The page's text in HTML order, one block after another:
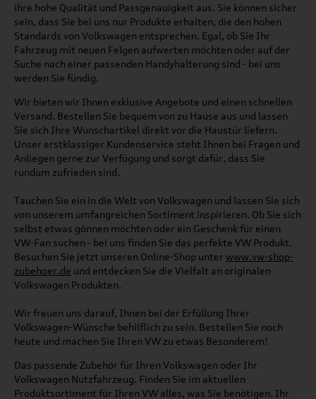
ihre hohe Qualität und Passgenauigkeit aus. Sie können sicher
sein, dass Sie bei uns nur Produkte erhalten, die den hohen
Standards von Volkswagen entsprechen. Egal, ob Sie Ihr
Fahrzeug mit neuen Felgen aufwerten möchten oder auf der
Suche nach einer passenden Handyhalterung sind - bei uns
werden Sie fündig.
Wir bieten wir Ihnen exklusive Angebote und einen schnellen
Versand. Bestellen Sie bequem von zu Hause aus und lassen
Sie sich Ihre Wunschartikel direkt vor die Haustür liefern.
Unser erstklassiger Kundenservice steht Ihnen bei Fragen und
Anliegen gerne zur Verfügung und sorgt dafür, dass Sie
rundum zufrieden sind.
Tauchen Sie ein in die Welt von Volkswagen und lassen Sie sich
von unserem umfangreichen Sortiment inspirieren. Ob Sie sich
selbst etwas gönnen möchten oder ein Geschenk für einen
VW-Fan suchen - bei uns finden Sie das perfekte VW Produkt.
Besuchen Sie jetzt unseren Online-Shop unter www.vw-shop-
zubehoer.de und entdecken Sie die Vielfalt an originalen
Volkswagen Produkten.
Wir freuen uns darauf, Ihnen bei der Erfüllung Ihrer
Volkswagen-Wünsche behilflich zu sein. Bestellen Sie noch
heute und machen Sie Ihren VW zu etwas Besonderem!
Das passende Zubehör für Ihren Volkswagen oder Ihr
Volkswagen Nutzfahrzeug. Finden Sie im aktuellen
Produktsortiment für Ihren VW alles, was Sie benötigen. Ihr